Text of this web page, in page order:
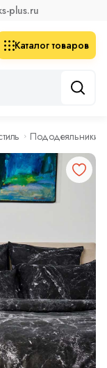
plus.ru
Каталог товаров
Пододеяльники